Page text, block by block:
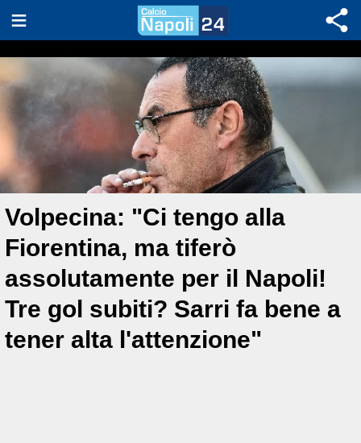
Volpecina: "Ci tengo alla
Fiorentina, ma tiferò
assolutamente per il Napoli!
Tre gol subiti? Sarri fa bene a
tener alta l'attenzione"